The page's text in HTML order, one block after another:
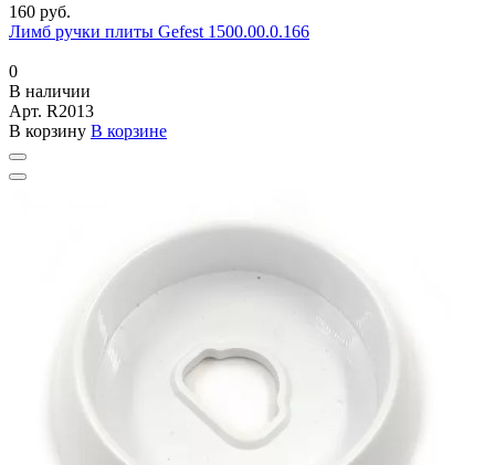
160 руб.
Лимб ручки плиты Gefest 1500.00.0.166
0
В наличии
Арт. R2013
В корзину В корзине